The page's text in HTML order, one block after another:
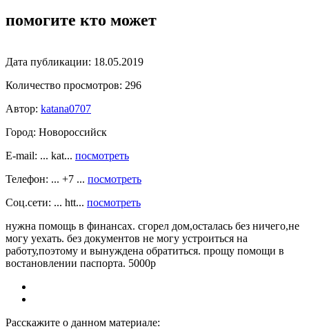
помогите кто может
Дата публикации: 18.05.2019
Количество просмотров: 296
Автор: katana0707
Город: Новороссийск
E-mail: ... kat... посмотреть
Телефон: ... +7 ... посмотреть
Соц.сети: ... htt... посмотреть
нужна помощь в финансах. сгорел дом,осталась без ничего,не
могу уехать. без документов не могу устроиться на
работу,поэтому и вынуждена обратиться. прощу помощи в
востановлении паспорта. 5000р
Расскажите о данном материале: